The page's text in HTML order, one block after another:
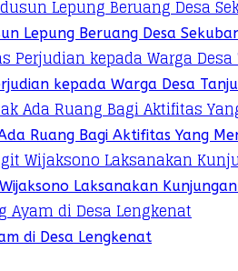
Lepung Beruang Desa
kepada Warga Desa
Ruang Bagi Aktifitas Yang
Laksanakan
di Desa Lengkenat